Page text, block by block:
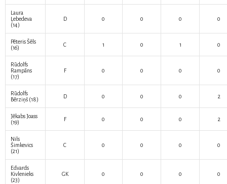
Laura
Ļebedeva
(14)
D 0 0 0 0
Pēteris Šēls
(16)
C 1 0 1 0
Rūdolfs
Rampāns
(17)
F 0 0 0 0
Rūdolfs
Bērziņš (18) D 0 0 0 2
Jēkabs Joass
(19)
F 0 0 0 2
Nils
Šimkevics
(21)
C 0 0 0 0
Edvards
Kivlenieks
(23)
GK 0 0 0 0